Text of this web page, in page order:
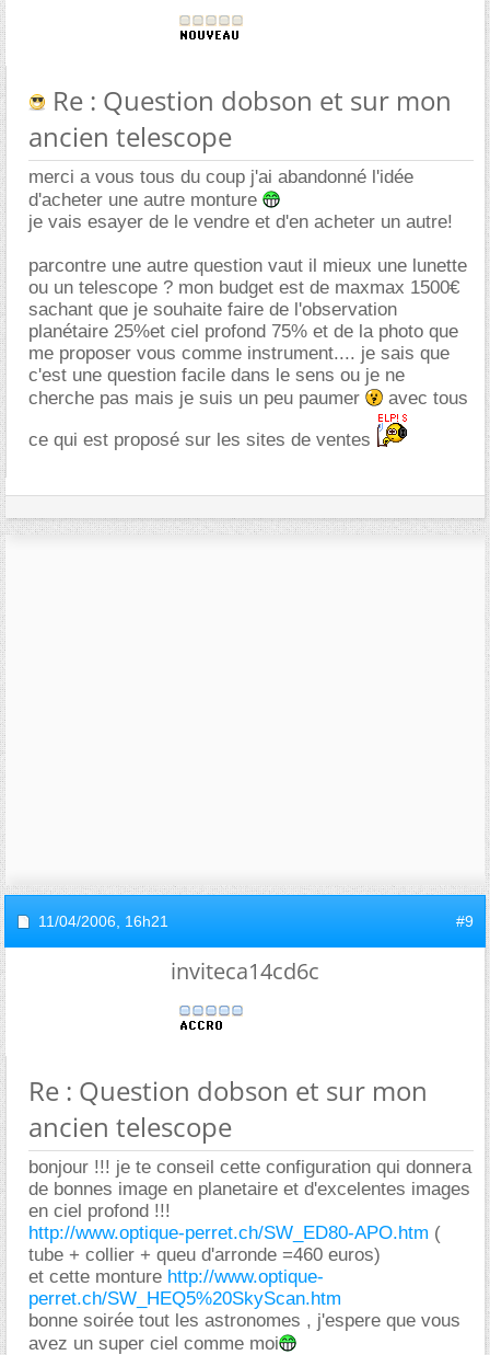
Re : Question dobson et sur mon
ancien telescope
merci a vous tous du coup j'ai abandonné l'idée
d'acheter une autre monture
je vais esayer de le vendre et d'en acheter un autre!
parcontre une autre question vaut il mieux une lunette
ou un telescope ? mon budget est de maxmax 1500
sachant que je souhaite faire de l'observation
planétaire 25%et ciel profond 75% et de la photo que
me proposer vous comme instrument.... je sais que
c'est une question facile dans le sens ou je ne
cherche pas mais je suis un peu paumer
avec tous
ce qui est proposé sur les sites de ventes
11/04/2006, 16h21 #9
inviteca14cd6c
Re : Question dobson et sur mon
ancien telescope
bonjour !!! je te conseil cette configuration qui donnera
de bonnes image en planetaire et d'excelentes images
en ciel profond !!!
http://www.optique-perret.ch/SW_ED80-APO.htm (
tube + collier + queu d'arronde =460 euros)
et cette monture http://www.optique-
perret.ch/SW_HEQ5%20SkyScan.htm
bonne soirée tout les astronomes , j'espere que vous
avez un super ciel comme moi